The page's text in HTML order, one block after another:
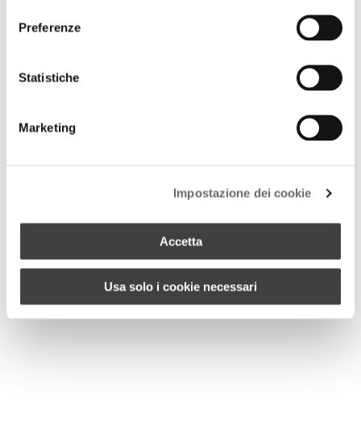
Preferenze
Statistiche
Marketing
Impostazione dei cookie
Accetta
Usa solo i cookie necessari